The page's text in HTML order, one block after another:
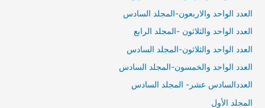
العدد الواحد والاربعون-المجلد السادس
العدد الواحد والثلاثون -المجلد الرابع
العدد الواحد والثلاثون-المجلد السادس
العدد الواحد والخمسون-المجلد السادس
العددالسادس عشر- المجلد السادس
المجلد الأول